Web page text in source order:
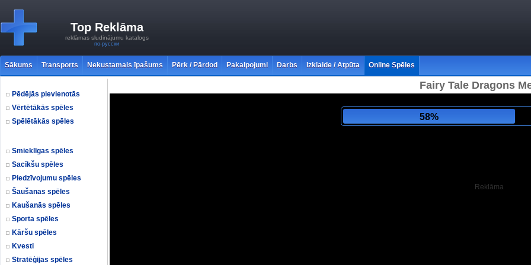
Top Reklāma
reklāmas sludinājumu katalogs
по-русски
Sākums Transports Nekustamais īpašums Pērk / Pārdod Pakalpojumi Darbs Izklaide / Atpūta Online Spēles
Pēdējās pievienotās
Vērtētākās spēles
Spēlētākās spēles
Smieklīgas spēles
Sacīkšu spēles
Piedzīvojumu spēles
Šaušanas spēles
Kaušanās spēles
Sporta spēles
Kāršu spēles
Kvesti
Stratēģijas spēles
Fairy Tale Dragons
62%
Reklāma